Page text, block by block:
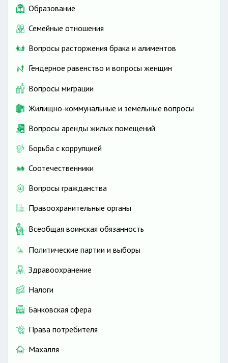
Образование
Семейные отношения
Вопросы расторжения брака и алиментов
Гендерное равенство и вопросы женщин
Вопросы миграции
Жилищно-коммунальные и земельные вопросы
Вопросы аренды жилых помещений
Борьба с коррупцией
Соотечественники
Вопросы гражданства
Правоохранительные органы
Всеобщая воинская обязанность
Политические партии и выборы
Здравоохранение
Налоги
Банковская сфера
Права потребителя
Махалля